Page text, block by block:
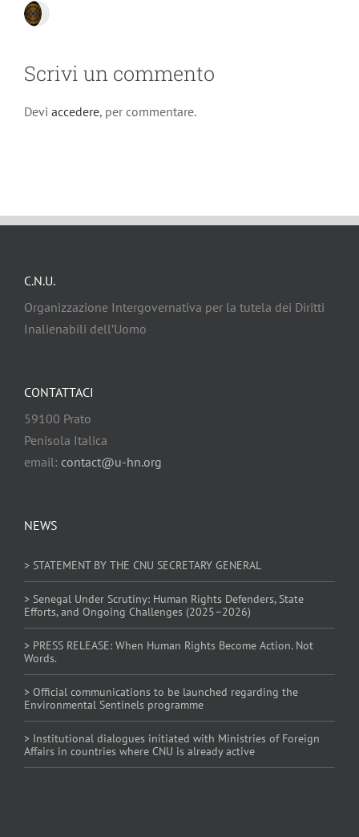
Scrivi un commento
Devi accedere, per commentare.
C.N.U.
Organizzazione Intergovernativa per la tutela dei Diritti
Inalienabili dell’Uomo
NEWS
> STATEMENT BY THE CNU SECRETARY GENERAL
> Senegal Under Scrutiny: Human Rights Defenders, State
Efforts, and Ongoing Challenges (2025–2026)
> PRESS RELEASE: When Human Rights Become Action. Not
Words.
> Official communications to be launched regarding the
Environmental Sentinels programme
> Institutional dialogues initiated with Ministries of Foreign
Affairs in countries where CNU is already active
CONTATTACI
59100 Prato
Penisola Italica
email: contact@u-hn.org